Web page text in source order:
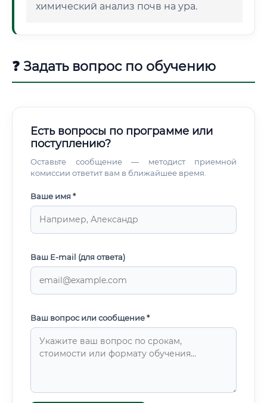
химический анализ почв на ура.
❓ Задать вопрос по обучению
Есть вопросы по программе или
поступлению?
Оставьте сообщение — методист приемной
комиссии ответит вам в ближайшее время.
Ваше имя *
Ваш E-mail (для ответа)
Ваш вопрос или сообщение *